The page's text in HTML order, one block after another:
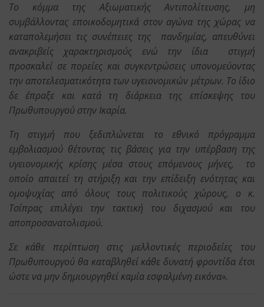
Το κόμμα της Αξιωματικής Αντιπολίτευσης, μη
συμβάλλοντας εποικοδομητικά στον αγώνα της χώρας να
καταπολεμήσει τις συνέπειες της πανδημίας, απευθύνει
ανακριβείς χαρακτηρισμούς ενώ την ίδια στιγμή
προσκαλεί σε πορείες και συγκεντρώσεις υπονομεύοντας
την αποτελεσματικότητα των υγειονομικών μέτρων. Το ίδιο
δε έπραξε και κατά τη διάρκεια της επίσκεψης του
Πρωθυπουργού στην Ικαρία.
Τη στιγμή που ξεδιπλώνεται το εθνικό πρόγραμμα
εμβολιασμού θέτοντας τις βάσεις για την υπέρβαση της
υγειονομικής κρίσης μέσα στους επόμενους μήνες, το
οποίο απαιτεί τη στήριξη και την επίδειξη ενότητας και
ομοψυχίας από όλους τους πολιτικούς χώρους, ο κ.
Τσίπρας επιλέγει την τακτική του διχασμού και του
αποπροσανατολισμού.
Σε κάθε περίπτωση στις μελλοντικές περιοδείες του
Πρωθυπουργού θα καταβληθεί κάθε δυνατή φροντίδα έτσι
ώστε να μην δημιουργηθεί καμία εσφαλμένη εικόνα».